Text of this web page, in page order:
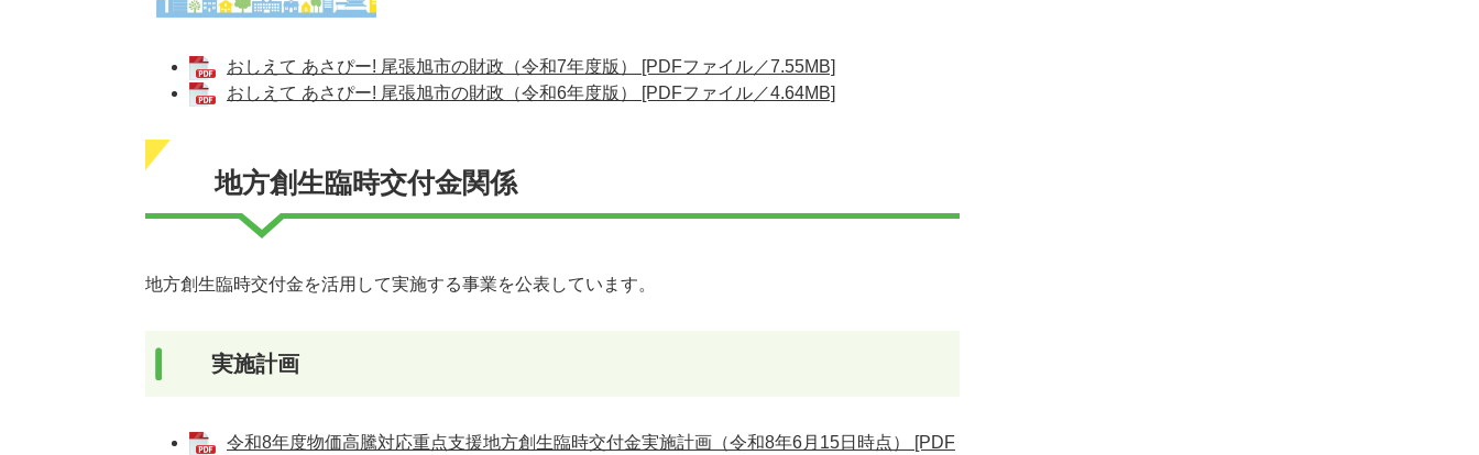
おしえて あさぴー! 尾張旭市の財政（令和7年度版） [PDFファイル／7.55MB]
おしえて あさぴー! 尾張旭市の財政（令和6年度版） [PDFファイル／4.64MB]
地方創生臨時交付金関係
地方創生臨時交付金を活用して実施する事業を公表しています。
実施計画
令和8年度物価高騰対応重点支援地方創生臨時交付金実施計画（令和8年6月15日時点） [PDF